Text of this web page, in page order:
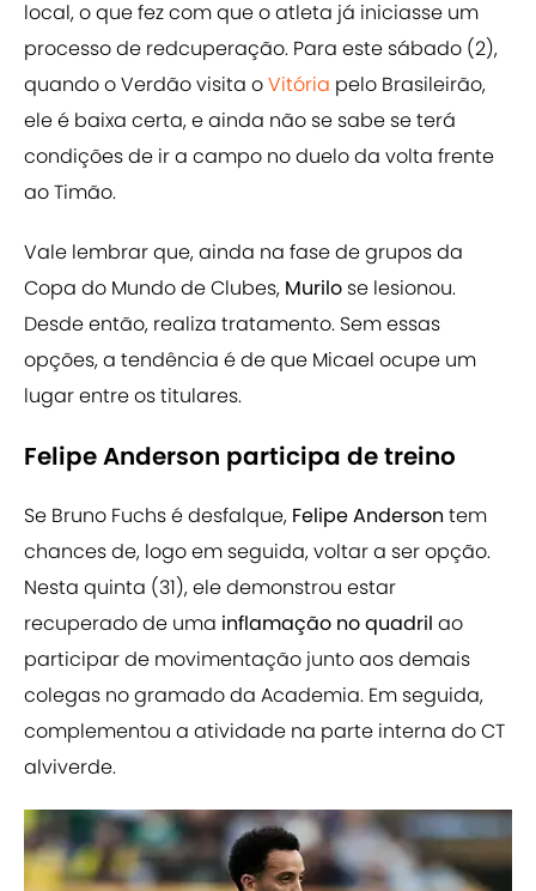
local, o que fez com que o atleta já iniciasse um
processo de redcuperação. Para este sábado (2),
quando o Verdão visita oVitória pelo Brasileirão,
ele é baixa certa, e ainda não se sabe se terá
condições de ir a campo no duelo da volta frente
ao Timão.
Vale lembrar que, ainda na fase de grupos da
Copa do Mundo de Clubes, Murilo se lesionou.
Desde então, realiza tratamento. Sem essas
opções, a tendência é de que Micael ocupe um
lugar entre os titulares.
Felipe Anderson participa de treino
Se Bruno Fuchs é desfalque, Felipe Anderson tem
chances de, logo em seguida, voltar a ser opção.
Nesta quinta (31), ele demonstrou estar
recuperado de uma inflamação no quadril ao
participar de movimentação junto aos demais
colegas no gramado da Academia. Em seguida,
complementou a atividade na parte interna do CT
alviverde.